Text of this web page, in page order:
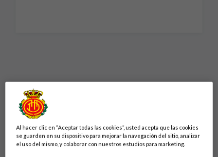
Al hacer clic en “Aceptar todas las cookies”, usted acepta que las cookies
se guarden en su dispositivo para mejorar la navegación del sitio, analizar
el uso del mismo, y colaborar con nuestros estudios para marketing.